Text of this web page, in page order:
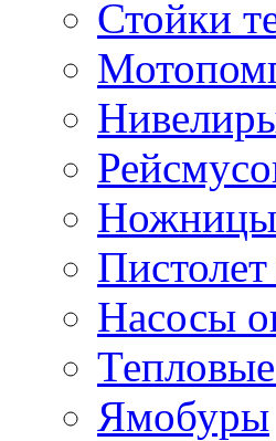
Стойки
Ножницы
Насосы
Ямобуры